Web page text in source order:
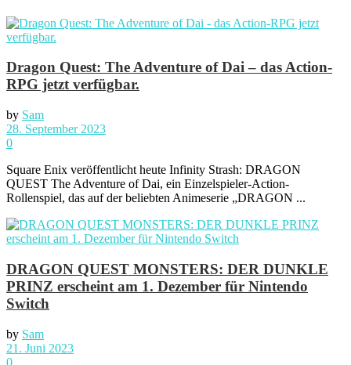
Dragon Quest: The Adventure of Dai – das Action-
RPG jetzt verfügbar.
by Sam
28. September 2023
0
Square Enix veröffentlicht heute Infinity Strash: DRAGON
QUEST The Adventure of Dai, ein Einzelspieler-Action-
Rollenspiel, das auf der beliebten Animeserie „DRAGON ...
DRAGON QUEST MONSTERS: DER DUNKLE
PRINZ erscheint am 1. Dezember für Nintendo
Switch
by Sam
21. Juni 2023
0